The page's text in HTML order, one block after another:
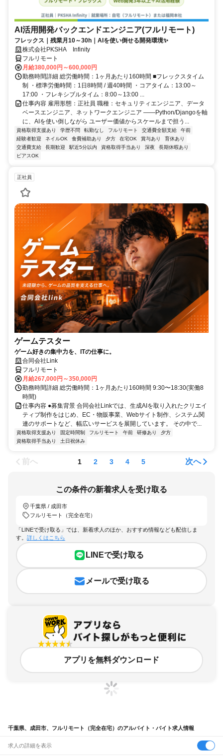
AI活用開発バックエンドエンジニア(フルリモート)
フレックス｜残業月10～30h｜AIを使い倒せる開発環境✨
株式会社PKSHA Infinity
フルリモート
月給380,000円～600,000円
勤務時間詳細 総労働時間：1ヶ月あたり160時間 ■フレックスタイム
制 ・標準労働時間：1日8時間 / 週40時間 ・コアタイム：13:00～
17:00 ・フレキシブルタイム：8:00～13:00 ...
仕事内容 雇用形態：正社員 職種：セキュリティエンジニア、データ
ベースエンジニア、ネットワークエンジニア ――Python/Djangoを軸
に、AIを使い倒しながら ユーザー価値からスケールまで担う...
資格取得支援あり 学歴不問 転勤なし フルリモート 交通費全額支給
午前
経験者歓迎
ネイルOK 食費補助あり 夕方 在宅OK 賞与あり
育休あり
交通費支給
長期歓迎 駅近5分以内 資格取得手当あり 深夜
長期休暇あり
ピアスOK
正社員
ゲームテスター
ゲーム好きの集中力を、ITの仕事に。
合同会社Link
フルリモート
月給267,000円～350,000円
勤務時間詳細 総労働時間：1ヶ月あたり160時間 9:30〜18:30(実働8
時間)
仕事内容 ●募集背景 合同会社Linkでは、生成AIを取り入れたクリエイ
ティブ制作をはじめ、EC・物販事業、Webサイト制作、システム関
連のサポートなど、幅広いサービスを展開しています。 その中で...
資格取得支援あり 固定時間制 フルリモート 午前 研修あり
夕方
資格取得手当あり
土日祝休み
前へ 1 2 3 4 5 次へ
この条件の新着求人を受け取る
千葉県 / 成田市
フルリモート（完全在宅）
「LINEで受け取る」では、新着求人のほか、おすすめ情報なども配信しま
す。 詳しくはこちら
LINEで受け取る
メールで受け取る
アプリを無料ダウンロード
千葉県、成田市、フルリモート（完全在宅）のアルバイト・バイト求人情報
求人の詳細を表示